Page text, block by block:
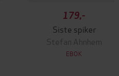
179,-
Siste spiker
Stefan Ahnhem
EBOK